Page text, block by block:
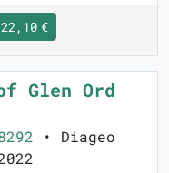
€
Glen Ord
• Diageo